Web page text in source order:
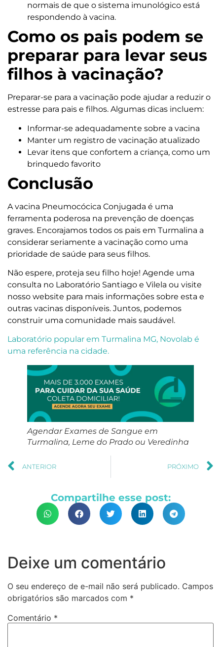
normais de que o sistema imunológico está
respondendo à vacina.
Como os pais podem se
preparar para levar seus
filhos à vacinação?
Preparar-se para a vacinação pode ajudar a reduzir o
estresse para pais e filhos. Algumas dicas incluem:
Informar-se adequadamente sobre a vacina
Manter um registro de vacinação atualizado
Levar itens que confortem a criança, como um
brinquedo favorito
Conclusão
A vacina Pneumocócica Conjugada é uma
ferramenta poderosa na prevenção de doenças
graves. Encorajamos todos os pais em Turmalina a
considerar seriamente a vacinação como uma
prioridade de saúde para seus filhos.
Não espere, proteja seu filho hoje! Agende uma
consulta no Laboratório Santiago e Vilela ou visite
nosso website para mais informações sobre esta e
outras vacinas disponíveis. Juntos, podemos
construir uma comunidade mais saudável.
Laboratório popular em Turmalina MG, Novolab é
uma referência na cidade.
Agendar Exames de Sangue em
Turmalina, Leme do Prado ou Veredinha
ANTERIOR PRÓXIMO
Compartilhe esse post:
Deixe um comentário
O seu endereço de e-mail não será publicado. Campos
obrigatórios são marcados com *
Comentário *